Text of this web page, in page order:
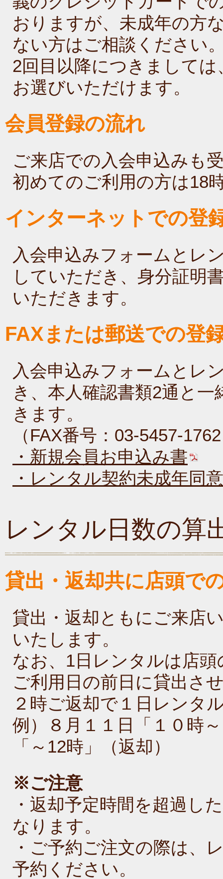
おりますが、未成年の方
ない方はご相談ください
2回目以降につきまして
お選びいただけます。
会員登録の流れ
ご来店での入会申込みも
初めてのご利用の方は18
インターネットでの登
入会申込みフォームとレ
していただき、身分証明
いただきます。
FAXまたは郵送での登
入会申込みフォームとレ
き、本人確認書類2通と
きます。
（FAX番号：03-5457-
・新規会員お申込み書
・レンタル契約未成年同
レンタル日数の算
貸出・返却共に店頭で
貸出・返却ともにご来店
いたします。
なお、1日レンタルは店
ご利用日の前日に貸出さ
２時ご返却で１日レンタ
例）８月１１日「１０
「～12時」（返却）
※ご注意
・返却予定時間を超過し
なります。
・ご予約ご注文の際は、
予約ください。